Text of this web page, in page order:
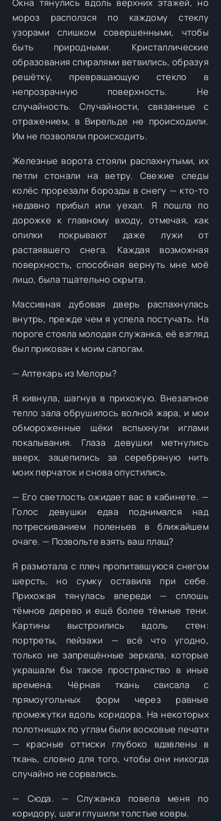
Окна тянулись вдоль верхних этажей, но
мороз расползся по каждому стеклу
узорами слишком совершенными, чтобы
быть природными. Кристаллические
образования спиралями ветвились, образуя
решётку, превращающую стекло в
непрозрачную поверхность. Не
случайность. Случайности, связанные с
отражением, в Вирельде не происходили.
Им не позволяли происходить.
Железные ворота стояли распахнутыми, их
петли стонали на ветру. Свежие следы
колёс прорезали борозды в снегу — кто-то
недавно прибыл или уехал. Я пошла по
дорожке к главному входу, отмечая, как
опилки покрывают даже лужи от
растаявшего снега. Каждая возможная
поверхность, способная вернуть мне моё
лицо, была тщательно скрыта.
Массивная дубовая дверь распахнулась
внутрь, прежде чем я успела постучать. На
пороге стояла молодая служанка, её взгляд
был прикован к моим сапогам.
— Аптекарь из Мелоры?
Я кивнула, шагнув в прихожую. Внезапное
тепло зала обрушилось волной жара, и мои
обмороженные щёки вспыхнули иглами
покалывания. Глаза девушки метнулись
вверх, зацепились за серебряную нить
моих перчаток и снова опустились.
— Его светлость ожидает вас в кабинете. —
Голос девушки едва поднимался над
потрескиванием поленьев в ближайшем
очаге. — Позвольте взять ваш плащ?
Я размотала с плеч пропитавшуюся снегом
шерсть, но сумку оставила при себе.
Прихожая тянулась впереди — сплошь
тёмное дерево и ещё более тёмные тени.
Картины выстроились вдоль стен:
портреты, пейзажи — всё что угодно,
только не запрещённые зеркала, которые
украшали бы такое пространство в иные
времена. Чёрная ткань свисала с
прямоугольных форм через равные
промежутки вдоль коридора. На некоторых
полотнищах по углам были восковые печати
— красные оттиски глубоко вдавлены в
ткань, словно для того, чтобы они никогда
случайно не сорвались.
— Сюда. — Служанка повела меня по
коридору, шаги глушили толстые ковры.